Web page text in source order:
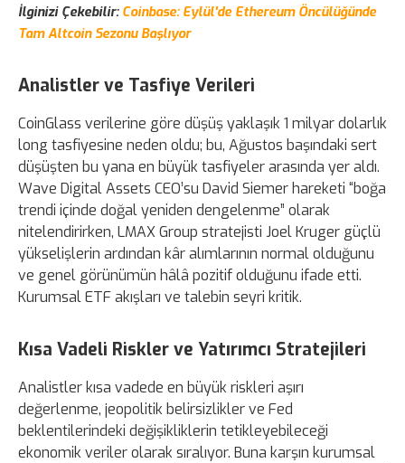
İlginizi Çekebilir: Coinbase: Eylül'de Ethereum Öncülüğünde
Tam Altcoin Sezonu Başlıyor
Analistler ve Tasfiye Verileri
CoinGlass verilerine göre düşüş yaklaşık 1 milyar dolarlık
long tasfiyesine neden oldu; bu, Ağustos başındaki sert
düşüşten bu yana en büyük tasfiyeler arasında yer aldı.
Wave Digital Assets CEO’su David Siemer hareketi “boğa
trendi içinde doğal yeniden dengelenme” olarak
nitelendirirken, LMAX Group stratejisti Joel Kruger güçlü
yükselişlerin ardından kâr alımlarının normal olduğunu
ve genel görünümün hâlâ pozitif olduğunu ifade etti.
Kurumsal ETF akışları ve talebin seyri kritik.
Kısa Vadeli Riskler ve Yatırımcı Stratejileri
Analistler kısa vadede en büyük riskleri aşırı
değerlenme, jeopolitik belirsizlikler ve Fed
beklentilerindeki değişikliklerin tetikleyebileceği
ekonomik veriler olarak sıralıyor. Buna karşın kurumsal